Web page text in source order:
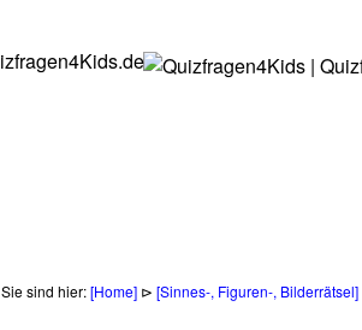
Sie sind hier:[Home] ⊳ [Sinnes-, Figuren-, Bilderrätsel]